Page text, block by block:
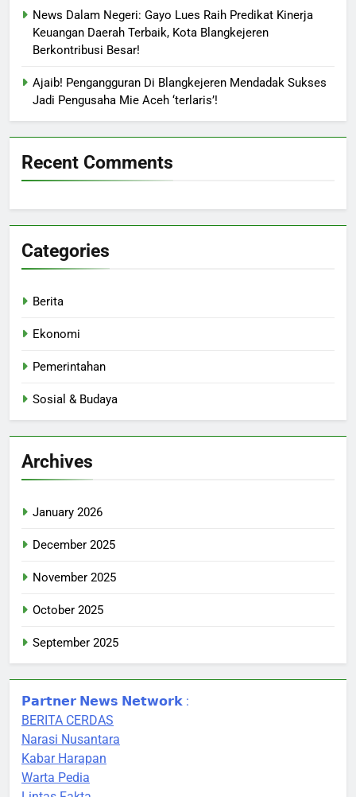
News Dalam Negeri: Gayo Lues Raih Predikat Kinerja
Keuangan Daerah Terbaik, Kota Blangkejeren
Berkontribusi Besar!
Ajaib! Pengangguran Di Blangkejeren Mendadak Sukses
Jadi Pengusaha Mie Aceh ‘terlaris’!
Recent Comments
Categories
Berita
Ekonomi
Pemerintahan
Sosial & Budaya
Archives
January 2026
December 2025
November 2025
October 2025
September 2025
𝗣𝗮𝗿𝘁𝗻𝗲𝗿 𝗡𝗲𝘄𝘀 𝗡𝗲𝘁𝘄𝗼𝗿𝗸 :
BERITA CERDAS
Narasi Nusantara
Kabar Harapan
Warta Pedia